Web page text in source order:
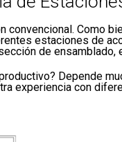
Como
estaciones de
de
Depende
experiencia con